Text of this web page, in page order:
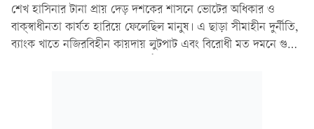
শেখ হাসিনার টানা প্রায় দেড় দশকের শাসনে ভোটের অধিকার ও
বাক্‌স্বাধীনতা কার্যত হারিয়ে ফেলেছিল মানুষ। এ ছাড়া সীমাহীন দুর্নীতি,
ব্যাংক খাতে নজিরবিহীন কায়দায় লুটপাট এবং বিরোধী মত দমনে গুম,